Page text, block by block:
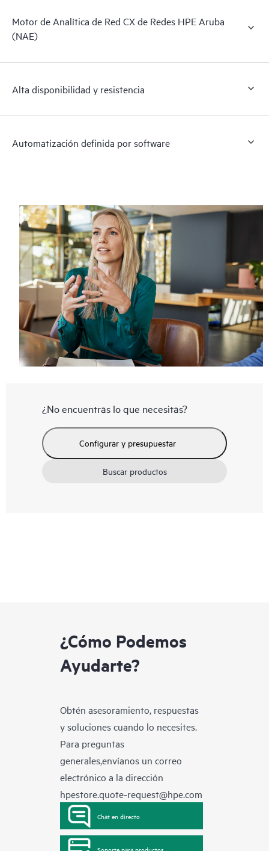
Motor de Analítica de Red CX de Redes HPE Aruba
(NAE)
Alta disponibilidad y resistencia
Automatización definida por software
¿No encuentras lo que necesitas?
Configurar y presupuestar
Buscar productos
¿Cómo Podemos
Ayudarte?
Obtén asesoramiento, respuestas
y soluciones cuando lo necesites.
Para preguntas
generales,envíanos un correo
electrónico a la dirección
hpestore.quote-request@hpe.com
Chat en directo